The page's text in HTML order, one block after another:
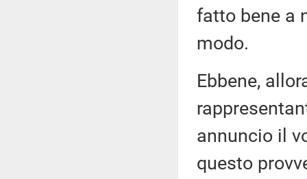
fatto bene a
modo.
Ebbene,
annuncio il
questo